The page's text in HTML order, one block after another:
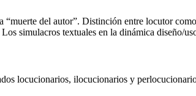
del autor”. Distinción entre locutor
simulacros textuales en la dinámica diseño/
locucionarios, ilocucionarios y